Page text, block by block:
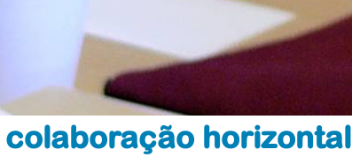
colaboração horizontal